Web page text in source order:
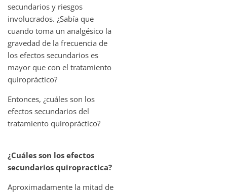
secundarios y riesgos
involucrados. ¿Sabía que
cuando toma un analgésico la
gravedad de la frecuencia de
los efectos secundarios es
mayor que con el tratamiento
quiropráctico?
Entonces, ¿cuáles son los
efectos secundarios del
tratamiento quiropráctico?
¿Cuáles son los efectos
secundarios quiropractica?
Aproximadamente la mitad de